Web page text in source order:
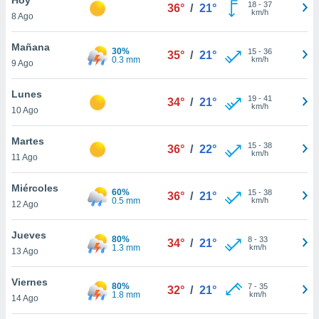
y
en
más
de
8 Ago
36° / 21° 18- 37
km/h
Mañana
9 Ago
30%
0.3 mm
35° / 21° 15- 36
km/h
Lunes
10 Ago
34° / 21° 19- 41
km/h
Martes
11 Ago
36° / 22° 15- 38
km/h
Miércoles
12 Ago
60%
0.5 mm
36° / 21° 15- 38
km/h
Jueves
13 Ago
80%
1.3 mm
34° / 21° 8- 33
km/h
Viernes
14 Ago
80%
1.8 mm
32° / 21° 7- 35
km/h